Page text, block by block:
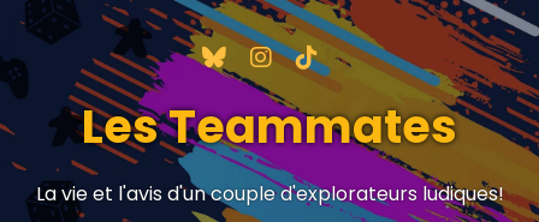
Les Teammates
La vie et l'avis d'un couple d'explorateurs ludiques!